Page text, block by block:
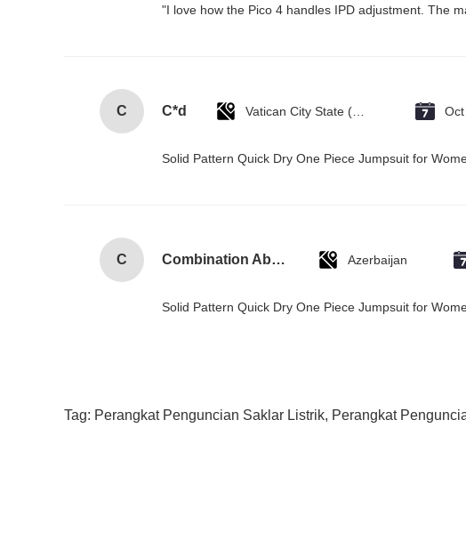
"I love how the Pico 4 handles IPD adjustment. The
C C*d
Solid Pattern Quick Dry One Piece Jumpsuit for
C Combination Abs Open Padlock Hasp Lockout Station Board Azerbaijan
Solid Pattern Quick Dry One Piece Jumpsuit for
Tag: Perangkat Penguncian Saklar Listrik, Perangkat